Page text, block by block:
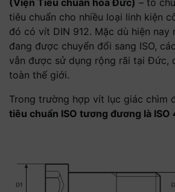
tiêu chuẩn cho nhiều loại linh kiện
đó có vít DIN 912. Mặc dù hiện nay
đang được chuyển đổi sang ISO,
vẫn được sử dụng rộng rãi tại Đức,
toàn thế giới.
Trong trường hợp vít lục giác chìm
tiêu chuẩn ISO tương đương là ISO